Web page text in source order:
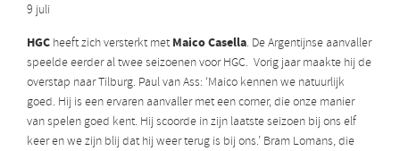
9 juli
HGC heeft zich versterkt met Maico Casella. De Argentijnse aanvaller
speelde eerder al twee seizoenen voor HGC. Vorig jaar maakte hij de
overstap naar Tilburg. Paul van Ass: ‘Maico kennen we natuurlijk
goed. Hij is een ervaren aanvaller met een corner, die onze manier
van spelen goed kent. Hij scoorde in zijn laatste seizoen bij ons elf
keer en we zijn blij dat hij weer terug is bij ons.’ Bram Lomans, die